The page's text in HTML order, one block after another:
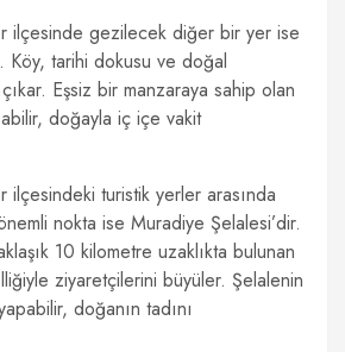
ilçesinde gezilecek diğer bir yer ise
Köy, tarihi dokusu ve doğal
Eşsiz bir manzaraya sahip olan
doğayla iç içe vakit
ilçesindeki turistik yerler arasında
nokta ise Muradiye Şelalesi’dir.
10 kilometre uzaklıkta bulunan
ziyaretçilerini büyüler. Şelalenin
doğanın tadını